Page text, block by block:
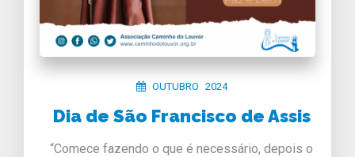
OUTUBRO 2024
Dia de São Francisco de Assis
“Comece fazendo o que é necessário, depois o